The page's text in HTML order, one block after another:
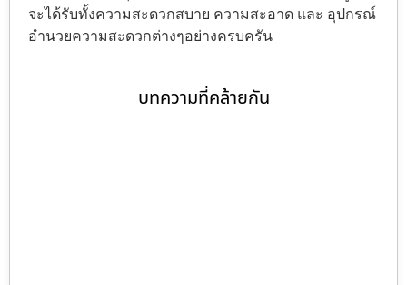
จะได้รับทั้งความสะดวกสบาย ความสะอาด และ อุปกรณ์
อำนวยความสะดวกต่างๆอย่างครบครัน
บทความที่คล้ายกัน